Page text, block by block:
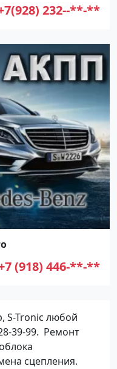
232--**-**
(918) 446-**-**
S-Tronic любой
39-99. Ремонт
сцепления.